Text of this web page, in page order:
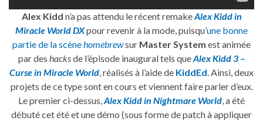
Alex Kidd n’a pas attendu le récent remakeAlex Kidd in
Miracle World DXpour revenir à la mode, puisqu’une bonne
partie de la scène homebrewsur Master System est animée
par des hacksde l’épisode inaugural tels queAlex Kidd 3 –
Curse in Miracle World , réalisés à l’aide de KiddEd . Ainsi, deux
projets de ce type sont en cours et viennent faire parler d’eux.
Le premier ci-dessus, Alex Kidd in Nightmare World , a été
débuté cet été et une démo (sous forme de patch à appliquer